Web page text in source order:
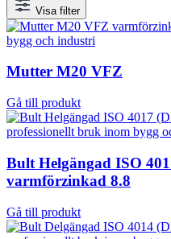
Visa filter
Mutter M20 VFZ
Gå till produkt
Bult Helgängad ISO
varmförzinkad 8.8
Gå till produkt